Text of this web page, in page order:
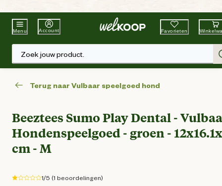
Beste WinkelketenTuin & Dier
Menu Account Favorieten
Zoek jouw product.
Terug naar Vulbaar speelgoed hond
Beeztees Sumo Play Dental -
Hondenspeelgoed - groen -
cm - M
1/5 (1 beoordelingen)